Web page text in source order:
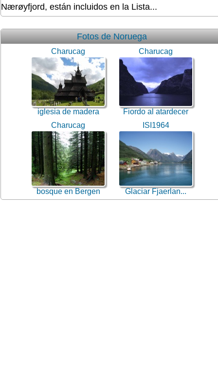
Nærøyfjord, están incluidos en la Lista...
Fotos de Noruega
Charucag
iglesia de madera
Charucag
Fiordo al atardecer
Charucag
bosque en Bergen
ISI1964
Glaciar Fjaerlan...